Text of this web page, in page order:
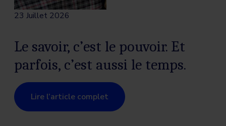
23 Juillet 2026
Le savoir, c’est le pouvoir. Et
parfois, c’est aussi le temps.
Lire l’article complet